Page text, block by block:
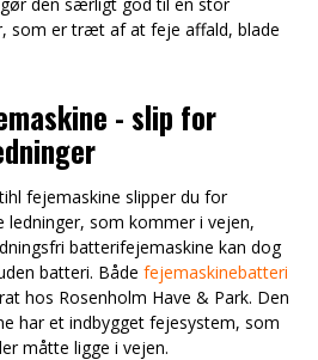
som er træt af at feje affald, blade
- slip for
fejemaskine slipper du for
som kommer i vejen,
batterifejemaskine kan dog
batteri. Bådefejemaskinebatteri
hos Rosenholm Have & Park. Den
har et indbygget fejesystem, som
måtte ligge i vejen.